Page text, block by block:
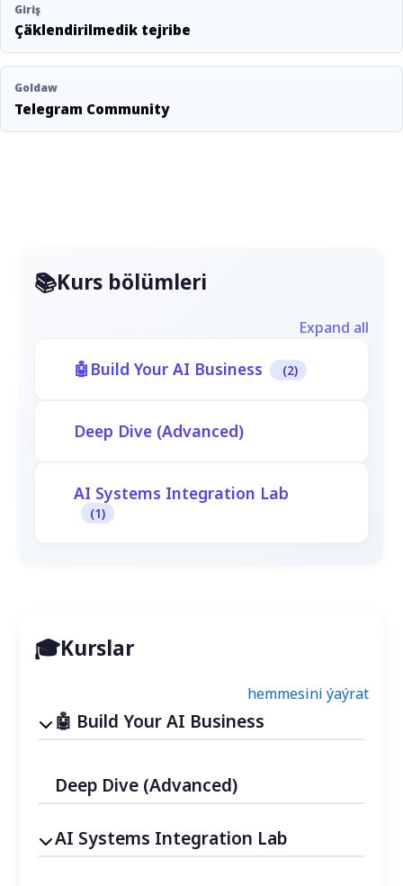
Giriş
Çäklendirilmedik tejribe
Goldaw
Telegram Community
Kurs bölümleri
Expand all
Build Your AI Business (2)
Deep Dive (Advanced)
AI Systems Integration Lab
(1)
Kurslar
hemmesini ýaýrat
Build Your AI Business
Deep Dive (Advanced)
AI Systems Integration Lab